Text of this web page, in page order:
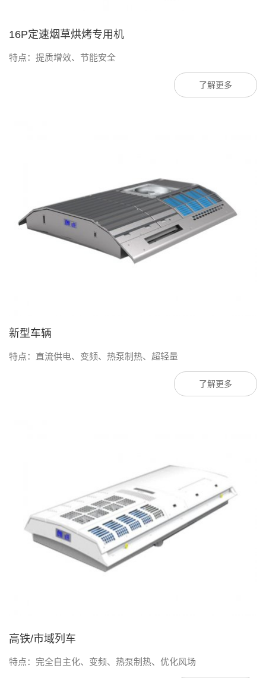
16P定速烟草烘烤专用机
特点：提质增效、节能安全
了解更多
新型车辆
特点：直流供电、变频、热泵制热、超轻量
了解更多
高铁/市域列车
特点：完全自主化、变频、热泵制热、优化风场